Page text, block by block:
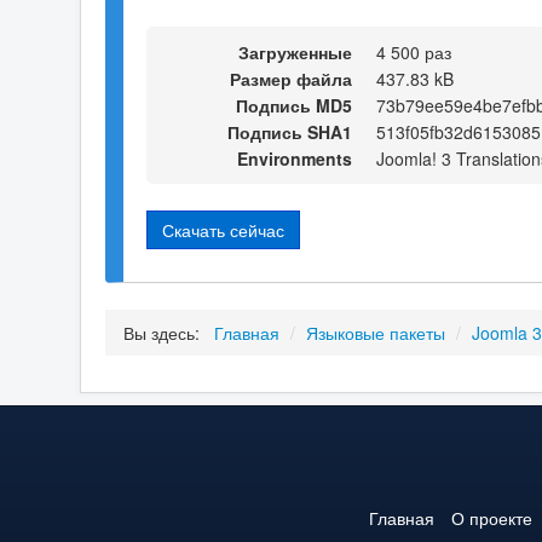
Загруженные
4 500 раз
Размер файла
437.83 kB
Подпись MD5
Подпись SHA1
Environments
Joomla! 3
Скачать сейчас
Вы здесь: Главная / Языковые пакеты / Joomla
Главная О проекте